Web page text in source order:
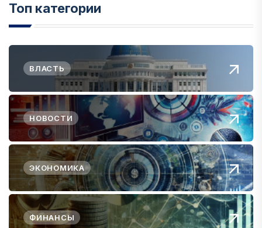
Топ категории
ВЛАСТЬ
НОВОСТИ
ЭКОНОМИКА
ФИНАНСЫ